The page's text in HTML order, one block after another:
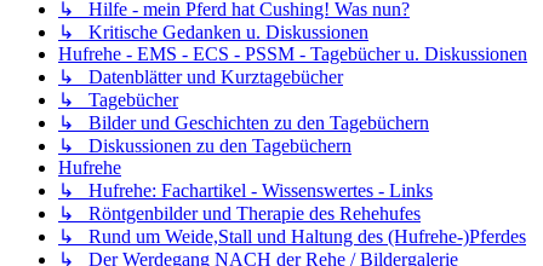
↳ Hilfe - mein Pferd hat Cushing! Was nun?
↳ Kritische Gedanken u. Diskussionen
Hufrehe - EMS - ECS - PSSM - Tagebücher u. Diskussionen
↳ Datenblätter und Kurztagebücher
↳ Tagebücher
↳ Bilder und Geschichten zu den Tagebüchern
↳ Diskussionen zu den Tagebüchern
Hufrehe
↳ Hufrehe: Fachartikel - Wissenswertes - Links
↳ Röntgenbilder und Therapie des Rehehufes
↳ Rund um Weide,Stall und Haltung des (Hufrehe-)Pferdes
↳ Der Werdegang NACH der Rehe / Bildergalerie